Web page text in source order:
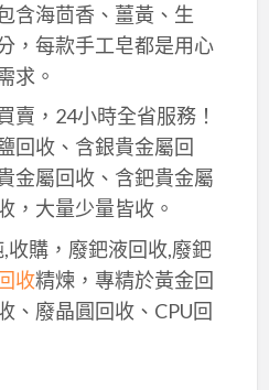
含海茴香、薑黃、生
，每款手工皂都是用心
求。
賣，24小時全省服務！
回收、含銀貴金屬回
金屬回收、含鈀貴金屬
，大量少量皆收。
收購，廢鈀液回收,廢鈀
收精煉，專精於黃金回
、廢晶圓回收、CPU回